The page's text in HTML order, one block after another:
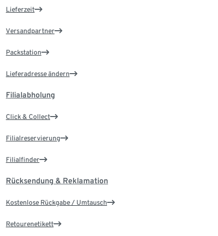
Lieferzeit
Versandpartner
Packstation
Lieferadresse ändern
Filialabholung
Click & Collect
Filialreservierung
Filialfinder
Rücksendung & Reklamation
Kostenlose Rückgabe / Umtausch
Retourenetikett